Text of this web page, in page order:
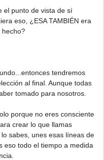
el punto de vista de sí
eso, ¿ESA TAMBIÉN era
hecho?
tendremos
al final. Aunque todas
tomado para nosotros.
porque no eres consciente
crear lo que llamas
sabes, unes esas líneas de
eso todo el tiempo a medida